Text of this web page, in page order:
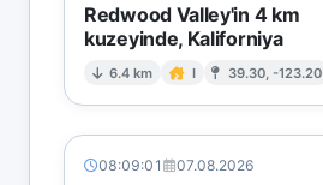
Redwood Valley'in 4 km
kuzeyinde, Kaliforniya
6.4 km I 39.30, -123.20
08:09:01 07.08.2026